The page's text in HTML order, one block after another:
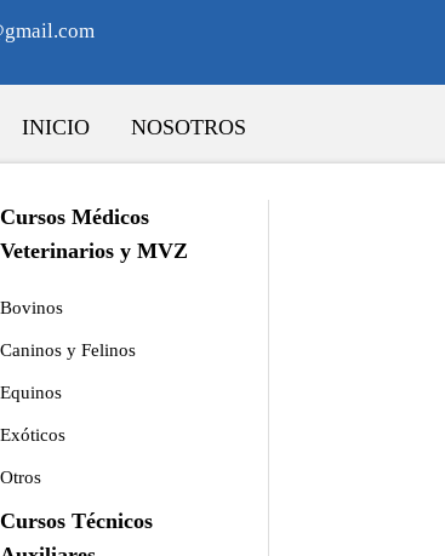
INICIO NOSOTROS
Cursos Médicos
Veterinarios y MVZ
Bovinos
Caninos y Felinos
Equinos
Exóticos
Otros
Cursos Técnicos
equina
para alcanzar su máximo rendimiento sin poner
razón surge la fisioterapia equina, como un